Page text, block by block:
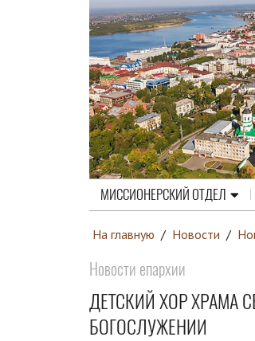
МИССИОНЕРСКИЙ ОТДЕЛ
На главную / Новости /
Новости епархии
ДЕТСКИЙ ХОР ХРАМА
БОГОСЛУЖЕНИИ